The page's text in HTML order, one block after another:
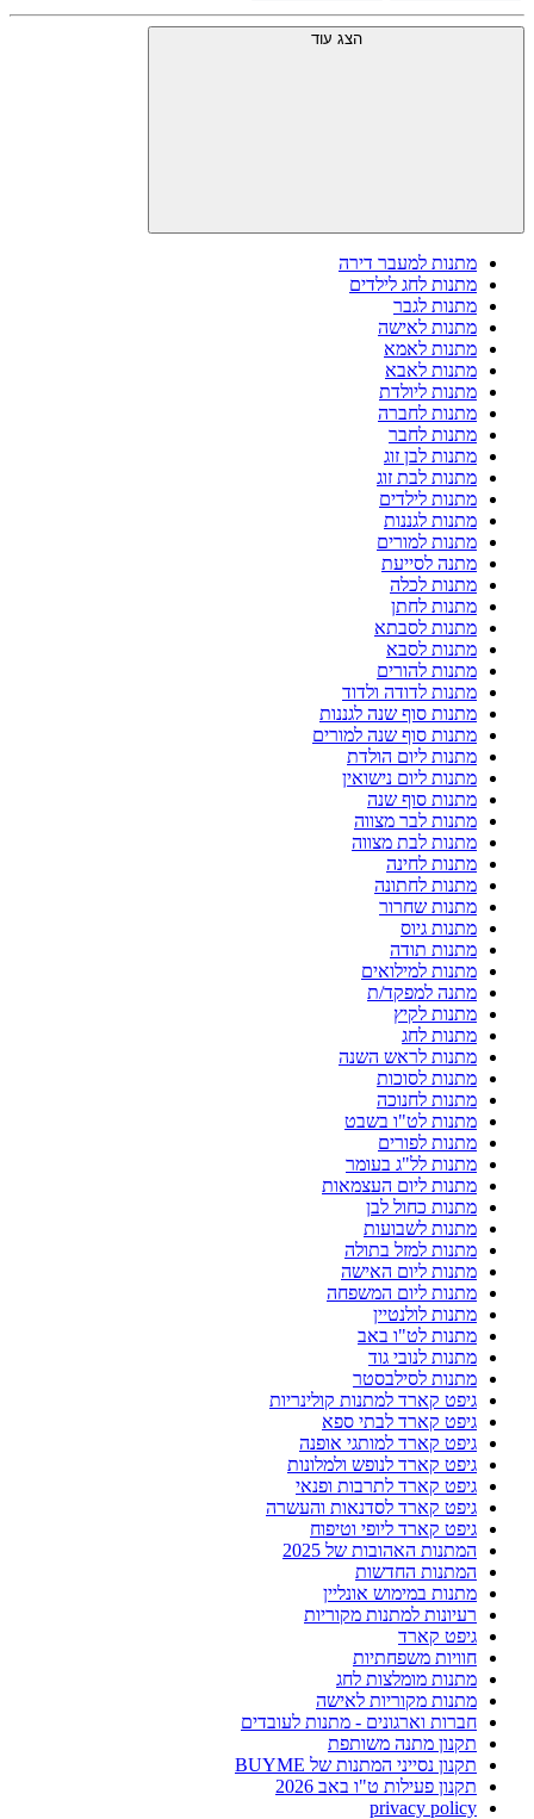
הצג עוד
מתנות למעבר דירה
מתנות לחג לילדים
מתנות לגבר
מתנות לאישה
מתנות לאמא
מתנות לאבא
מתנות ליולדת
מתנות לחברה
מתנות לחבר
מתנות לבן זוג
מתנות לבת זוג
מתנות לילדים
מתנות לגננות
מתנות למורים
מתנה לסייעת
מתנות לכלה
מתנות לחתן
מתנות לסבתא
מתנות לסבא
מתנות להורים
מתנות לדודה ולדוד
מתנות סוף שנה לגננות
מתנות סוף שנה למורים
מתנות ליום הולדת
מתנות ליום נישואין
מתנות סוף שנה
מתנות לבר מצווה
מתנות לבת מצווה
מתנות לחינה
מתנות לחתונה
מתנות שחרור
מתנות גיוס
מתנות תודה
מתנות למילואים
מתנה למפקד/ת
מתנות לקיץ
מתנות לחג
מתנות לראש השנה
מתנות לסוכות
מתנות לחנוכה
מתנות לט"ו בשבט
מתנות לפורים
מתנות לל"ג בעומר
מתנות ליום העצמאות
מתנות כחול לבן
מתנות לשבועות
מתנות למזל בתולה
מתנות ליום האישה
מתנות ליום המשפחה
מתנות לולנטיין
מתנות לט"ו באב
מתנות לנובי גוד
מתנות לסילבסטר
גיפט קארד למתנות קולינריות
גיפט קארד לבתי ספא
גיפט קארד למותגי אופנה
גיפט קארד לנופש ולמלונות
גיפט קארד לתרבות ופנאי
גיפט קארד לסדנאות והעשרה
גיפט קארד ליופי וטיפוח
המתנות האהובות של 2025
המתנות החדשות
מתנות במימוש אונליין
רעיונות למתנות מקוריות
גיפט קארד
חוויות משפחתיות
מתנות מומלצות לחג
מתנות מקוריות לאישה
חברות וארגונים - מתנות לעובדים
תקנון מתנה משותפת
תקנון נסייני המתנות של BUYME
תקנון פעילות ט"ו באב 2026
privacy policy